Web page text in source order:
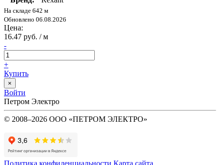
На складе 642 м
Обновлено 06.08.2026
Цена:
16.47 руб. / м
-
+
Купить
×
Войти
Петром Электро
© 2008–2026 ООО «ПЕТРОМ ЭЛЕКТРО»
Политика конфиденциальности Карта сайта